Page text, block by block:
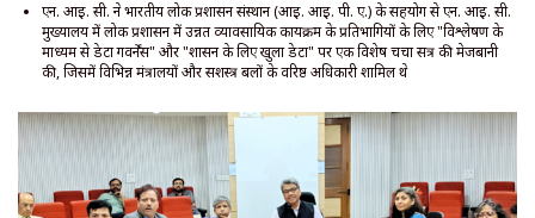
एन. आई. सी. ने भारतीय लोक प्रशासन संस्थान (आई. आई. पी. ए.) के सहयोग से एन. आई. सी.
मुख्यालय में लोक प्रशासन में उन्नत व्यावसायिक कार्यक्रम के प्रतिभागियों के लिए "विश्लेषण के
माध्यम से डेटा गवर्नेंस" और "शासन के लिए खुला डेटा" पर एक विशेष चर्चा सत्र की मेजबानी
की, जिसमें विभिन्न मंत्रालयों और सशस्त्र बलों के वरिष्ठ अधिकारी शामिल थे